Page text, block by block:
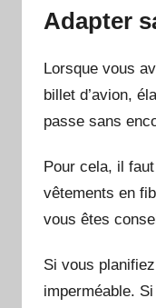
Adapter
Lorsque vous
billet d’avion,
passe sans
Pour cela, il
vêtements en
vous êtes
Si vous
imperméable.